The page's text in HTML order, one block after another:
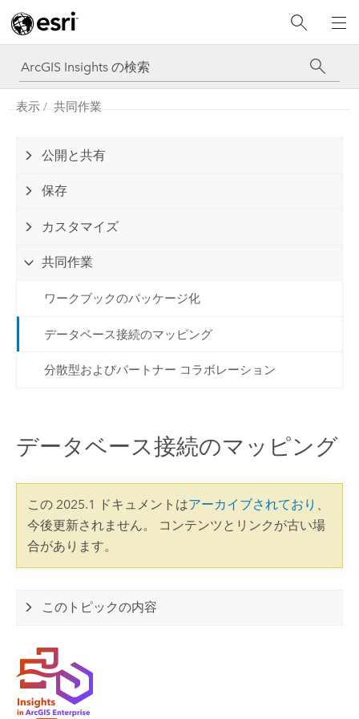
表示 共同作業
公開と共有
保存
カスタマイズ
共同作業
ワークブックのパッケージ化
データベース接続のマッピング
分散型およびパートナー コラボレーション
データベース接続のマッピング
この 2025.1 ドキュメントはアーカイブされており 、
今後更新されません。 コンテンツとリンクが古い場
合があります。
このトピックの内容